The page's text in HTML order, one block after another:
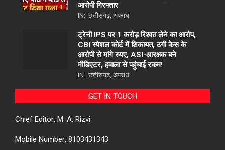
आरोपी गिरफ्तार
IN: छत्तीसगढ़, अपराध
ट्रेनी IPS पर 1 करोड़ रिश्वत लेने का आरोप,
CBI स्पेशल कोर्ट में शिकायत, ठगी केस के
आरोपी से मांगे रुपए, ASI-आरक्षक बने
मीडिएटर, हवाला से पहुंचाई रकम!
IN: छत्तीसगढ़, अपराध
GET IN TOUCH
Chief Editor: M. A. Rizvi
Mobile Number: 8103431343